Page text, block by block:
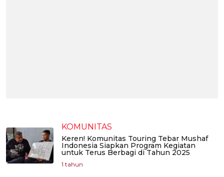
KOMUNITAS
Keren! Komunitas Touring Tebar Mushaf
Indonesia Siapkan Program Kegiatan
untuk Terus Berbagi di Tahun 2025
1 tahun